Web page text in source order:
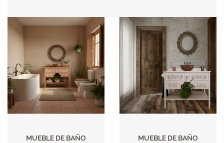
KIDS
ILUMINACIÓN
MUEBLE DE BAÑO
MUEBLE DE BAÑO